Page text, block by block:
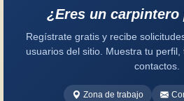
¿Eres un
Regístrate gratis y recibe
usuarios del sitio. Muestra tu
contactos.
Zona de trabajo